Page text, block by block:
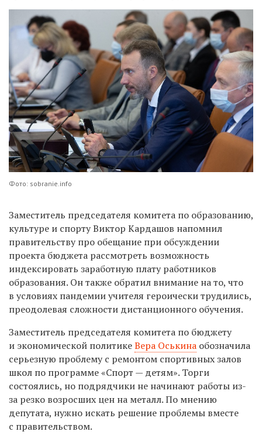
Фото: sobranie.info
Заместитель председателя комитета по образованию,
культуре и спорту Виктор Кардашов напомнил
правительству про обещание при обсуждении
проекта бюджета рассмотреть возможность
индексировать заработную плату работников
образования. Он также обратил внимание на то, что
в условиях пандемии учителя героически трудились,
преодолевая сложности дистанционного обучения.
Заместитель председателя комитета по бюджету
и экономической политикеВера Оськина обозначила
серьезную проблему с ремонтом спортивных залов
школ по программе «Спорт — детям». Торги
состоялись, но подрядчики не начинают работы из-
за резко возросших цен на металл. По мнению
депутата, нужно искать решение проблемы вместе
с правительством.